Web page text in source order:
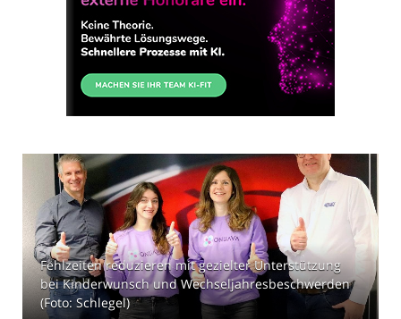
Fehlzeiten reduzieren mit gezielter Unterstützung
bei Kinderwunsch und Wechseljahresbeschwerden
(Foto: Schlegel)